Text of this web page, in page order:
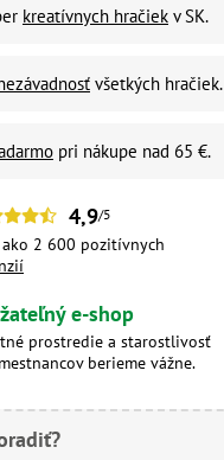
kreatívnych hračiek v SK.
všetkých hračiek.
pri nákupe nad 65 €.
4,9/5
ako 2 600 pozitívnych
e-shop
prostredie a starostlivosť
berieme vážne.